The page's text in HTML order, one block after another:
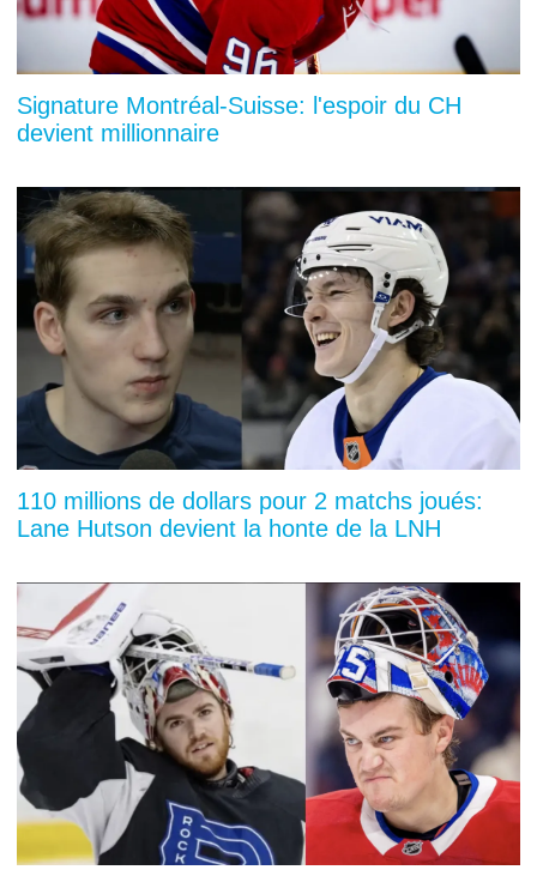
Signature Montréal-Suisse: l'espoir du CH
devient millionnaire
110 millions de dollars pour 2 matchs joués:
Lane Hutson devient la honte de la LNH